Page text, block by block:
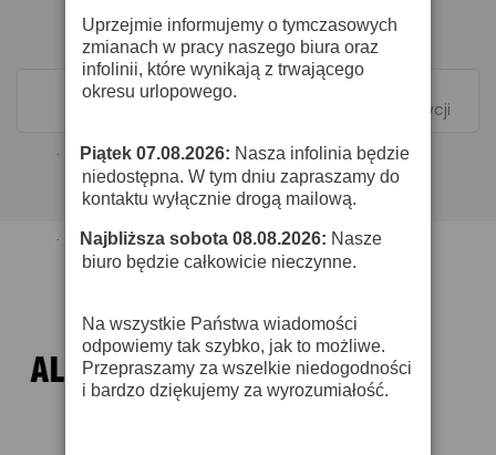
Pokazano 1-1 z 1 pozycji
Uprzejmie informujemy o tymczasowych
zmianach w pracy naszego biura oraz
infolinii, które wynikają z trwającego
okresu urlopowego.
· Piątek 07.08.2026: Nasza infolinia będzie
niedostępna. W tym dniu zapraszamy do
kontaktu wyłącznie drogą mailową.
· Najbliższa sobota 08.08.2026: Nasze
biuro będzie całkowicie nieczynne.
Na wszystkie Państwa wiadomości
odpowiemy tak szybko, jak to możliwe.
Przepraszamy za wszelkie niedogodności
i bardzo dziękujemy za wyrozumiałość.